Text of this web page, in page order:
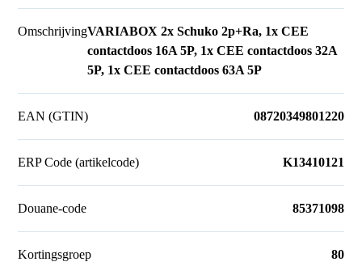
OmschrijvingVARIABOX 2x Schuko 2p+Ra, 1x CEE
contactdoos 16A 5P, 1x CEE contactdoos 32A
5P, 1x CEE contactdoos 63A 5P
EAN (GTIN) 08720349801220
ERP Code (artikelcode) K13410121
Douane-code 85371098
Kortingsgroep 80